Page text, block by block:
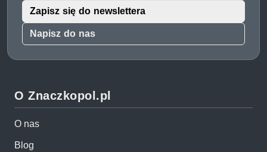
Napisz do nas
Zapisz się do newslettera
O Znaczkopol.pl
O nas
Blog